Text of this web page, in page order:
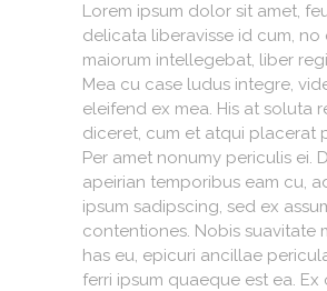
Lorem ipsum dolor sit amet,
delicata liberavisse id cum, no
maiorum intellegebat, liber
Mea cu case ludus integre,
eleifend ex mea. His at soluta
diceret, cum et atqui placerat
Per amet nonumy periculis ei.
apeirian temporibus eam cu,
ipsum sadipscing, sed ex
contentiones. Nobis suavitate
has eu, epicuri ancillae
ferri ipsum quaeque est ea. Ex